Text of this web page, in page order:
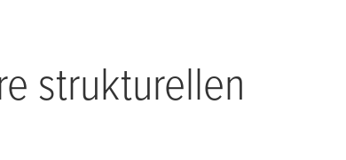
strukturellen